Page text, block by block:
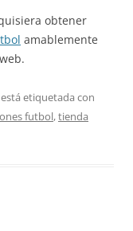
obtener
amablemente
etiquetada con
futbol,tienda